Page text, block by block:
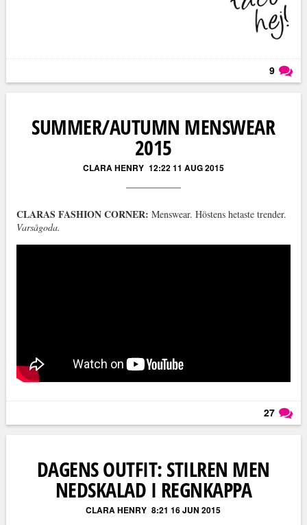
9
SUMMER/AUTUMN MENSWEAR
2015
CLARA HENRY 12:22 11 AUG 2015
CLARAS FASHION CORNER: Menswear. Höstens hetaste trender.
Varsågoda.
27
DAGENS OUTFIT: STILREN MEN
NEDSKALAD I REGNKAPPA
CLARA HENRY 8:21 16 JUN 2015